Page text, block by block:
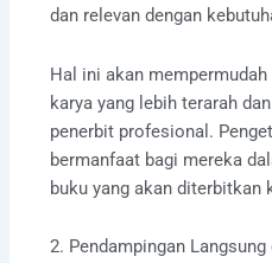
dan relevan dengan
Hal ini akan
karya yang lebih terarah
penerbit profesional.
bermanfaat bagi mereka
buku yang akan diterbitkan
2. Pendampingan